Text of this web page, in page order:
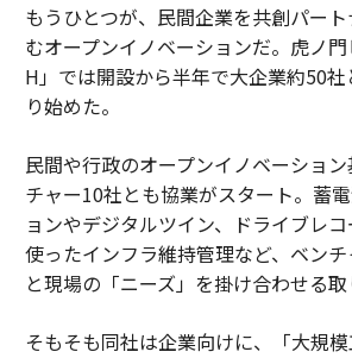
もうひとつが、民間企業を共創パー
むオープンイノベーションだ。虎ノ門
H」では開設から半年で大企業約50
り始めた。
民間や行政のオープンイノベーショ
チャー10社とも協業がスタート。蓄
ョンやデジタルツイン、ドライブレ
使ったインフラ維持管理など、ベンチ
と現場の「ニーズ」を掛け合わせる取
そもそも同社は企業向けに、「大規